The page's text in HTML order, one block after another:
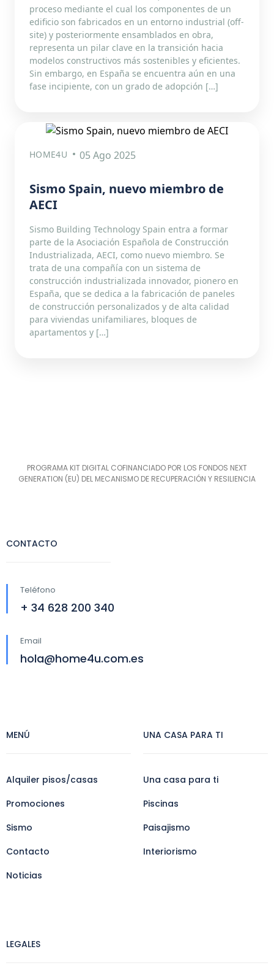
proceso mediante el cual los componentes de un
edificio son fabricados en un entorno industrial (off-
site) y posteriormente ensamblados en obra,
representa un pilar clave en la transición hacia
modelos constructivos más sostenibles y eficientes.
Sin embargo, en España se encuentra aún en una
fase incipiente, con un grado de adopción […]
HOME4U 05 Ago 2025
Sismo Spain, nuevo miembro de
AECI
Sismo Building Technology Spain entra a formar
parte de la Asociación Española de Construcción
Industrializada, AECI, como nuevo miembro. Se
trata de una compañía con un sistema de
construcción industrializada innovador, pionero en
España, que se dedica a la fabricación de paneles
de construcción personalizados y de alta calidad
para viviendas unifamiliares, bloques de
apartamentos y […]
PROGRAMA KIT DIGITAL COFINANCIADO POR LOS FONDOS NEXT
GENERATION (EU) DEL MECANISMO DE RECUPERACIÓN Y RESILIENCIA
CONTACTO
Teléfono
+ 34 628 200 340
Email
hola@home4u.com.es
MENÚ
Alquiler pisos/casas
Promociones
Sismo
Contacto
Noticias
UNA CASA PARA TI
Una casa para ti
Piscinas
Paisajismo
Interiorismo
LEGALES